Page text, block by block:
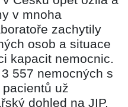
v mnoha
zachytily
osob a situace
kapacit nemocnic.
557 nemocných s
už
dohled na JIP.